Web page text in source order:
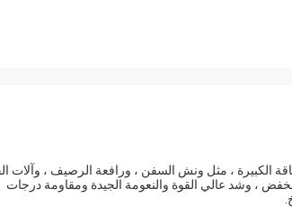
الكبيرة ، مثل ونش السفن ، ورافعة الرصيف ، وآلات
، وشد عالي القوة والنعومة الجيدة ومقاومة درجات